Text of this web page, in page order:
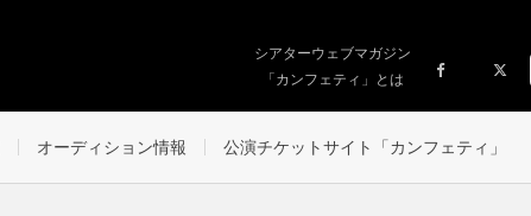
シアターウェブマガジン
「カンフェティ」とは
オーディション情報 公演チケットサイト「カンフェティ」